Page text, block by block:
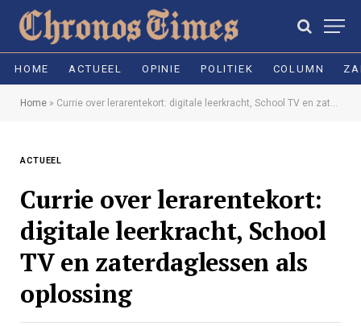
HOME ACTUEEL OPINIE POLITIEK COLUMN
Home » Currie over lerarentekort: digitale leerkracht, School TV en zaterdaglessen als oplossing
ACTUEEL
Currie over lerarentekort:
digitale leerkracht, School
TV en zaterdaglessen als
oplossing